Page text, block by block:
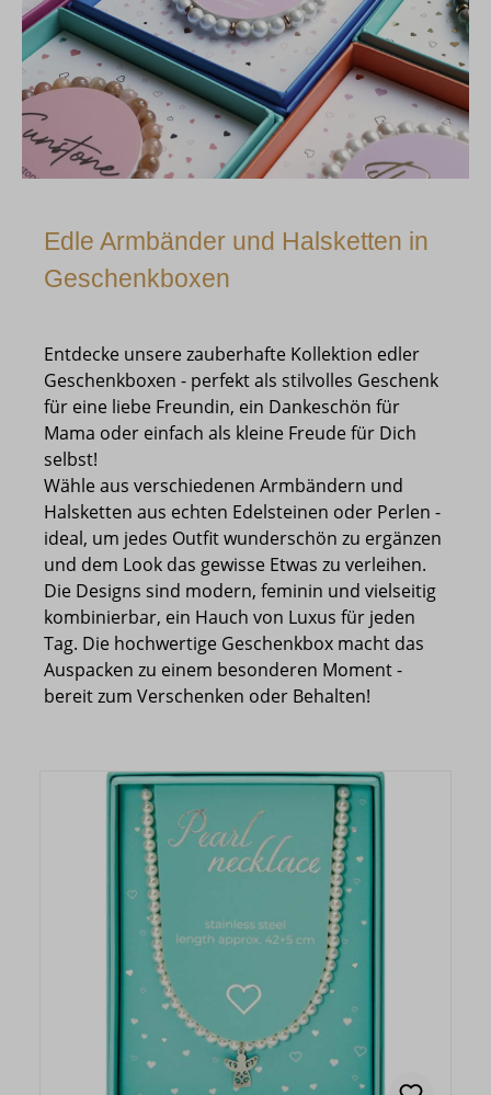
Edle Armbänder und Halsketten in
Geschenkboxen
Entdecke unsere zauberhafte Kollektion edler
Geschenkboxen - perfekt als stilvolles Geschenk
für eine liebe Freundin, ein Dankeschön für
Mama oder einfach als kleine Freude für Dich
selbst!
Wähle aus verschiedenen Armbändern und
Halsketten aus echten Edelsteinen oder Perlen -
ideal, um jedes Outfit wunderschön zu ergänzen
und dem Look das gewisse Etwas zu verleihen.
Die Designs sind modern, feminin und vielseitig
kombinierbar, ein Hauch von Luxus für jeden
Tag. Die hochwertige Geschenkbox macht das
Auspacken zu einem besonderen Moment -
bereit zum Verschenken oder Behalten!